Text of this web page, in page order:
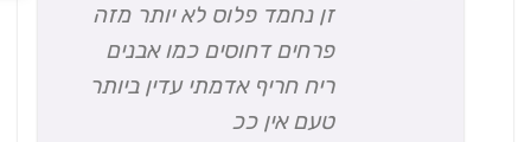
זן נחמד פלוס לא יותר מזה
פרחים דחוסים כמו אבנים
ריח חריף אדמתי עדין ביותר
טעם אין ככ